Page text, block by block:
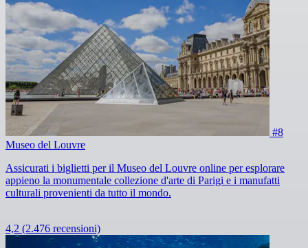
#8
Museo del Louvre
Assicurati i biglietti per il Museo del Louvre online per esplorare
appieno la monumentale collezione d'arte di Parigi e i manufatti
culturali provenienti da tutto il mondo.
4,2 (2.476 recensioni)